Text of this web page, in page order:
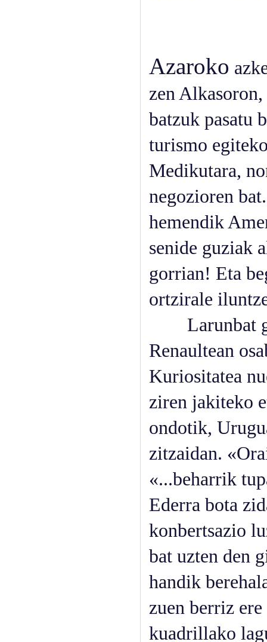
Azaroko
zen
batzuk pasatu
turismo
Medikutara,
negozioren
hemendik
senide guziak
gorrian! Eta
ortzirale
Larunbat
Renaultean
Kuriositatea
ziren jakiteko
ondotik,
zitzaidan.
«...beharrik
Ederra bota
konbertsazio
bat uzten den
handik
zuen berriz
kuadrillako